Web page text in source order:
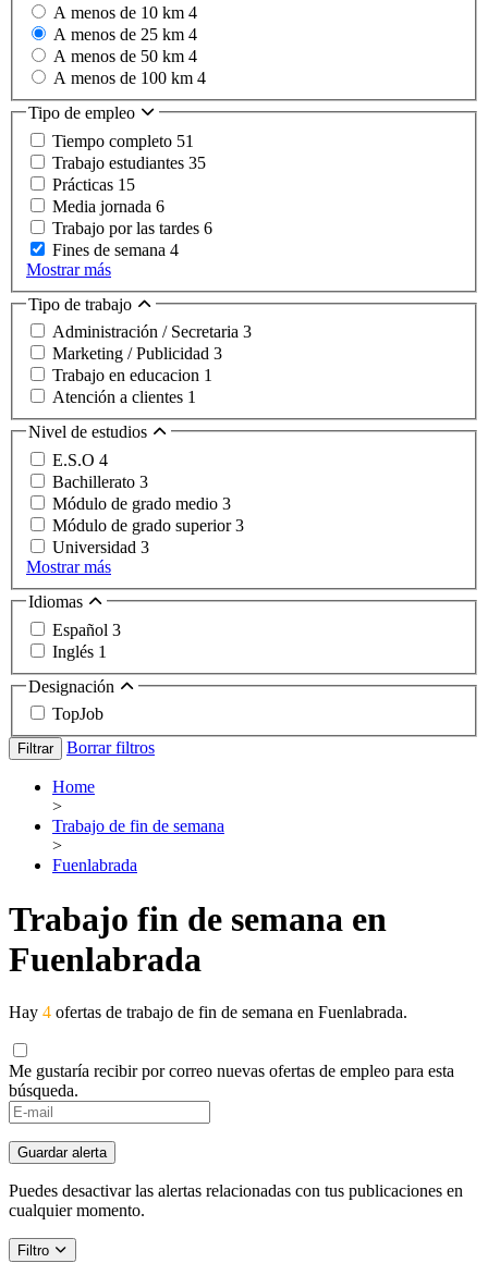
A menos de 10 km 4
A menos de 25 km 4
A menos de 50 km 4
A menos de 100 km 4
Tipo de empleo
Tiempo completo 51
Trabajo estudiantes 35
Prácticas 15
Media jornada 6
Trabajo por las tardes 6
Fines de semana 4
Mostrar más
Tipo de trabajo
Administración / Secretaria 3
Marketing / Publicidad 3
Trabajo en educacion 1
Atención a clientes 1
Nivel de estudios
E.S.O 4
Bachillerato 3
Módulo de grado medio 3
Módulo de grado superior3
Universidad 3
Mostrar más
Idiomas
Español 3
Inglés 1
Designación
TopJob
Filtrar Borrar filtros
Home
>
Trabajo de fin de semana
>
Fuenlabrada
Trabajo fin de semana en
Fuenlabrada
Hay 4 ofertas de trabajo de fin de semana en Fuenlabrada.
Me gustaría recibir por correo nuevas ofertas de empleo para esta
búsqueda.
Guardar alerta
Puedes desactivar las alertas relacionadas con tus publicaciones en
cualquier momento.
Filtro